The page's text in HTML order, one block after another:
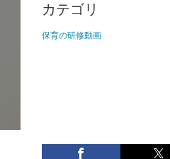
カテゴリ
保育の研修動画